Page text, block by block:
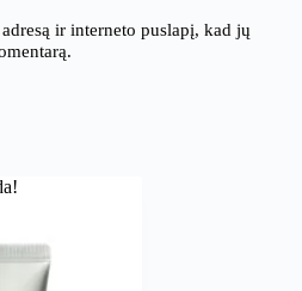
ir interneto puslapį, kad jų